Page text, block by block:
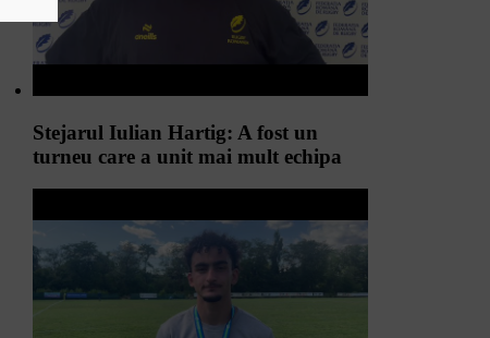
Stejarul Iulian Hartig: A fost un
turneu care a unit mai mult echipa